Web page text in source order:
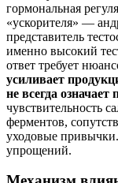
гормональная
«ускорителя» —
представитель
именно высокий
ответ требует
усиливает
не всегда
чувствительность
ферментов,
уходовые
упрощений.